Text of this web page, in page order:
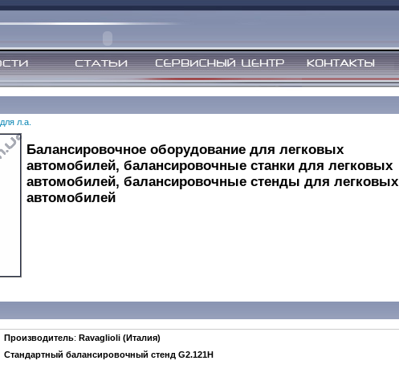
для л.а.
Балансировочное оборудование для легковых
автомобилей, балансировочные станки для легковых
автомобилей, балансировочные стенды для легковых
автомобилей
Производитель: Ravaglioli (Италия)
Стандартный балансировочный стенд G2.121H